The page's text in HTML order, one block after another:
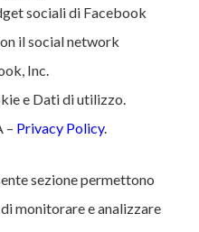
sociali di Facebook
il social network
Inc.
e Dati di utilizzo.
– Privacy Policy.
sezione permettono
monitorare e analizzare